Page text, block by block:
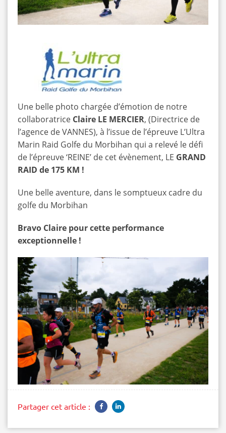
Une belle photo chargée d’émotion de notre
collaboratrice Claire LE MERCIER, (Directrice de
l’agence de VANNES), à l’issue de l’épreuve L’Ultra
Marin Raid Golfe du Morbihan qui a relevé le défi
de l’épreuve ‘REINE’ de cet évènement, LE GRAND
RAID de 175 KM !
Une belle aventure, dans le somptueux cadre du
golfe du Morbihan
Bravo Claire pour cette performance
exceptionnelle !
Partager cet article :